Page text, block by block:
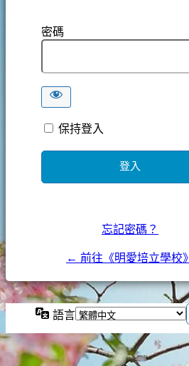
密碼
保持登入
忘記密碼？
← 前往《明愛培立學校》
語言